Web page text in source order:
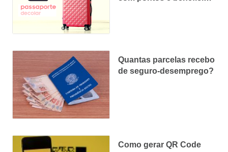
Quantas parcelas recebo
de seguro-desemprego?
Como gerar QR Code